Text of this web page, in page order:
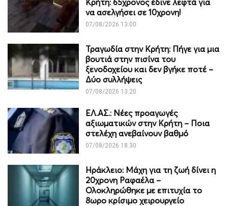
να ασελγήσει σε 10χρονη!
07/08/2026 13:00
Τραγωδία στην Κρήτη: Πήγε για μια
βουτιά στην πισίνα του
ξενοδοχείου και δεν βγήκε ποτέ –
Δύο συλλήψεις
07/08/2026 13:20
ΕΛ.ΑΣ.: Νέες προαγωγές
αξιωματικών στην Κρήτη – Ποια
στελέχη ανεβαίνουν βαθμό
07/08/2026 18:30
Ηράκλειο: Μάχη για τη ζωή δίνει η
20χρονη Ραφαέλα –
Ολοκληρώθηκε με επιτυχία το
8ωρο κρίσιμο χειρουργείο